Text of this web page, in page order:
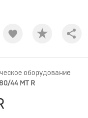
оборудование
44 МТ R